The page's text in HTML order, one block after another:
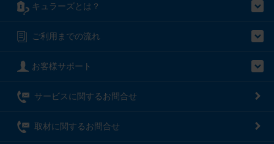
キュラーズとは？
ご利用までの流れ
お客様サポート
サービスに関するお問合せ
取材に関するお問合せ